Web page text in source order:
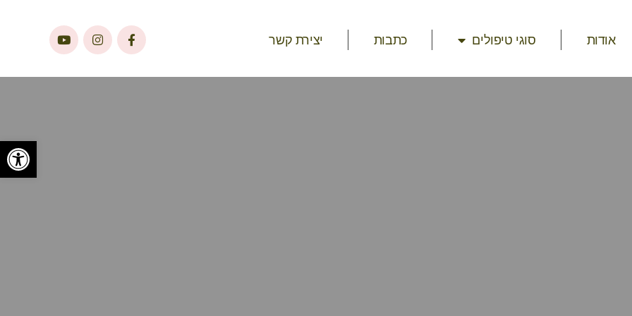
אודות סוגי טיפולים כתבות יצירת קשר